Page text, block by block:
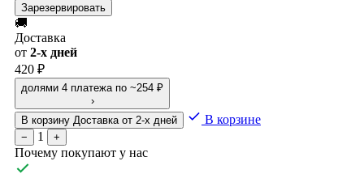
Зарезервировать
🚚
Доставка
от 2-х дней
420 ₽
долями 4 платежа по ~254 ₽
›
В корзину Доставка от 2-х дней В корзине
− 1 +
Почему покупают у нас